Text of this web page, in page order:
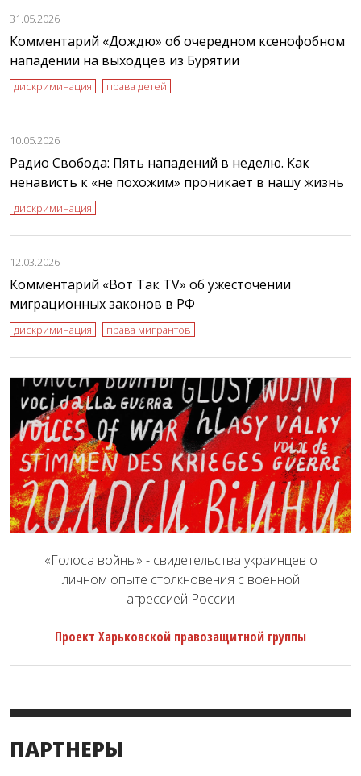
31.05.2026
Комментарий «Дождю» об очередном ксенофобном
нападении на выходцев из Бурятии
дискриминация права детей
10.05.2026
Радио Свобода: Пять нападений в неделю. Как
ненависть к «не похожим» проникает в нашу жизнь
дискриминация
12.03.2026
Комментарий «Вот Так TV» об ужесточении
миграционных законов в РФ
дискриминация права мигрантов
«Голоса войны» - свидетельства украинцев о
личном опыте столкновения с военной
агрессией России
Проект Харьковской правозащитной группы
ПАРТНЕРЫ